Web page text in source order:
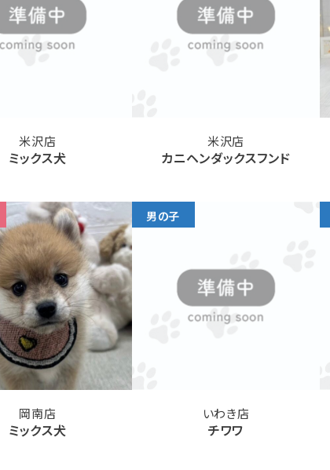
米沢店
ミックス犬
米沢店
カニヘンダックスフンド
岡南店
ミックス犬
男の子
いわき店
チワワ